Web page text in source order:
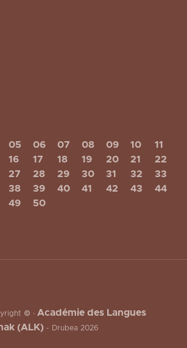
05 06 07 08 09 10
11
16 17 18 19 20 21
22
27 28 29 30 31 32
33
38 39 40 41 42 43
44
49 50
© ·Académie des Langues
(ALK) - Drubea 2026